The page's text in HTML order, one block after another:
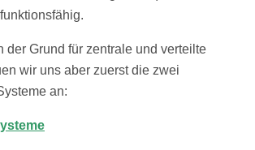
der Grund für zentrale und verteilte
wir uns aber zuerst die zwei
an: